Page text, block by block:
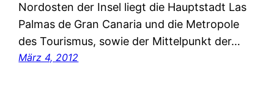
Nordosten der Insel liegt die Hauptstadt Las
Palmas de Gran Canaria und die Metropole
des Tourismus, sowie der Mittelpunkt der…
März 4, 2012